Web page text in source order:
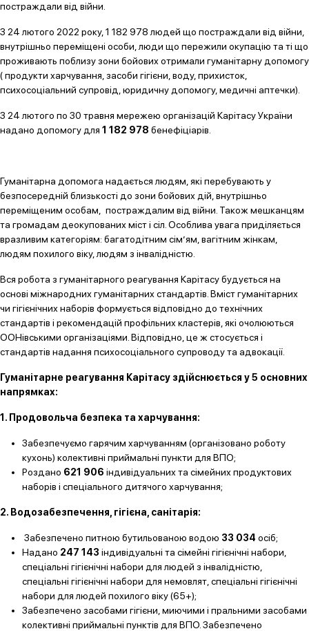
постраждали від війни.
З 24 лютого 2022 року, 1 182 978 людей що постраждали від війни,
внутрішньо переміщені особи, люди що пережили окупацію та ті що
проживають поблизу зони бойових отримали гуманітарну допомогу
( продукти харчування, засоби гігієни, воду, прихисток,
психосоціальний супровід, юридичну допомогу, медичні аптечки).
З 24 лютого по 30 травня мережею організацій Карітасу України
надано допомогу для 1 182 978 бенефіціарів.
Гуманітарна допомога надається людям, які перебувають у
безпосередній близькості до зони бойових дій, внутрішньо
переміщеним особам, постраждалим від війни. Також мешканцям
та громадам деокупованих міст і сіл. Особлива увага приділяється
вразливим категоріям: багатодітним сім’ям, вагітним жінкам,
людям похилого віку, людям з інвалідністю.
Вся робота з гуманітарного реагування Карітасу будується на
основі міжнародних гуманітарних стандартів. Вміст гуманітарних
чи гігієнічних наборів формується відповідно до технічних
стандартів і рекомендацій профільних кластерів, які очолюються
ООНівськими організаціями. Відповідно, це ж стосується і
стандартів надання психосоціального супроводу та адвокації.
Гуманітарне реагування Карітасу здійснюється у 5 основних
напрямках:
1. Продовольча безпека та харчування:
Забезпечуємо гарячим харчуванням (організовано роботу
кухонь) колективні приймальні пункти для ВПО;
Роздано 621 906 індивідуальних та сімейних продуктових
наборів і спеціального дитячого харчування;
2. Водозабезпечення, гігієна, санітарія:
Забезпечено питною бутильованою водою 33 034 осіб;
Надано 247 143 індивідуальні та сімейні гігієнічні набори,
спеціальні гігієнічні набори для людей з інвалідністю,
спеціальні гігієнічні набори для немовлят, спеціальні гігієнічні
набори для людей похилого віку (65+);
Забезпечено засобами гігієни, миючими і пральними засобами
колективні приймальні пунктів для ВПО. Забезпечено